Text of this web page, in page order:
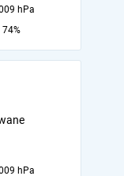
hPa
74%
hPa